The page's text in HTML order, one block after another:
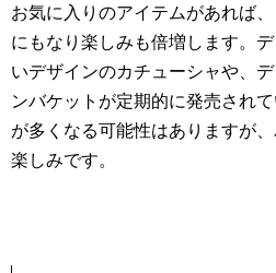
お気に入りのアイテムがあれば
にもなり楽しみも倍増します。
いデザインのカチューシャや、
ンバケットが定期的に発売され
が多くなる可能性はありますが
楽しみです。